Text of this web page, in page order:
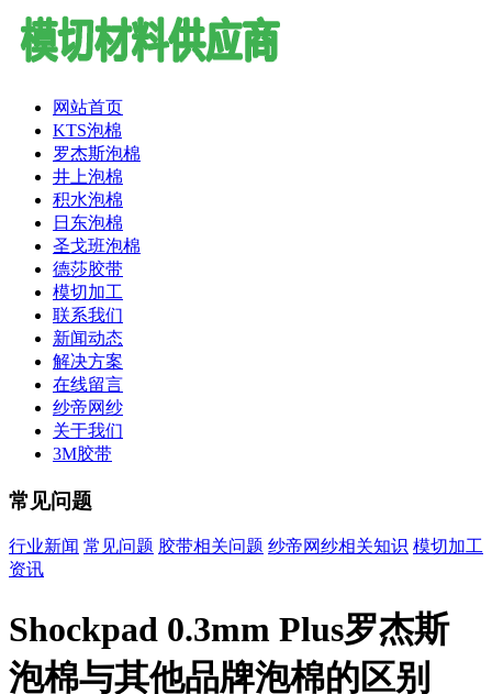
网站首页
KTS泡棉
罗杰斯泡棉
井上泡棉
积水泡棉
日东泡棉
圣戈班泡棉
德莎胶带
模切加工
联系我们
新闻动态
解决方案
在线留言
纱帝网纱
关于我们
3M胶带
常见问题
行业新闻 常见问题 胶带相关问题 纱帝网纱相关知识 模切加工
资讯
Shockpad 0.3mm Plus罗杰斯
泡棉与其他品牌泡棉的区别